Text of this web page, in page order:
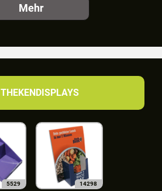
Mehr
THEKENDISPLAYS
5529 14298